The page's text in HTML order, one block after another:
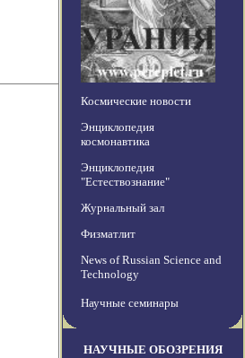
Космические новости
Энциклопедия
космонавтика
Энциклопедия
"Естествознание"
Журнальный зал
Физматлит
News of Russian Science and
Technology
Научные семинары
НАУЧНЫЕ ОБОЗРЕНИЯ